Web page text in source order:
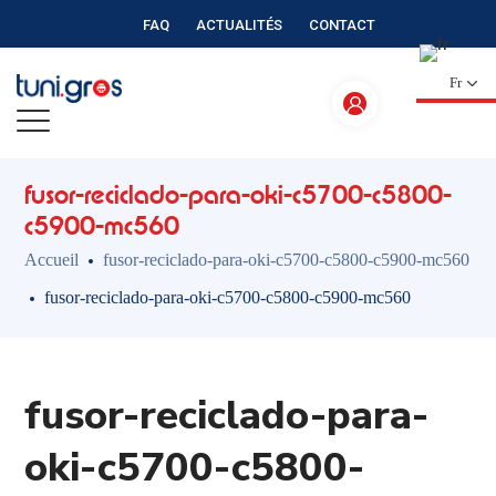
FAQ ACTUALITÉS CONTACT
Fr
fusor-reciclado-para-oki-c5700-c5800-
c5900-mc560
Accueil
fusor-reciclado-para-oki-c5700-c5800-c5900-mc560
fusor-reciclado-para-oki-c5700-c5800-c5900-mc560
fusor-reciclado-para-
oki-c5700-c5800-